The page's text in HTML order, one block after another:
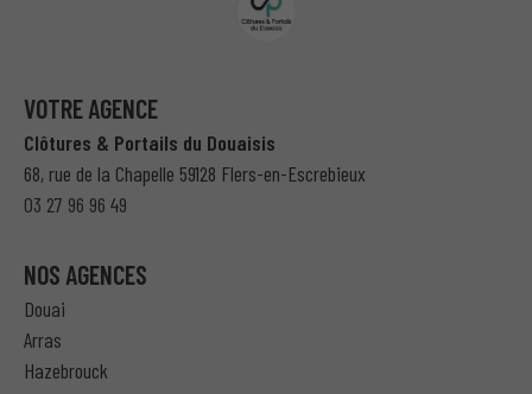
VOTRE AGENCE
Clôtures & Portails du Douaisis
68, rue de la Chapelle 59128 Flers-en-Escrebieux
03 27 96 96 49
NOS AGENCES
Douai
Arras
Hazebrouck